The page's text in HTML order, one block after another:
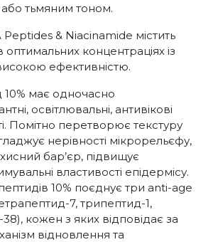
або тьмяним тоном.
& Niacinamide містить
концентраціях із
ефективністю.
10% має одночасно
освітлювальні, антивікові
Помітно перетворює текстуру
нерівності мікрорельєфу,
бар’єр, підвищує
властивості епідермісу.
10% поєднує три anti-age
7, трипептид-1,
кожен з яких відповідає за
відновлення та